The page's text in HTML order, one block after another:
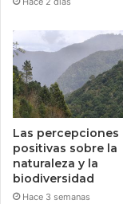
Las percepciones
positivas sobre la
naturaleza y la
biodiversidad
Hace 3 semanas